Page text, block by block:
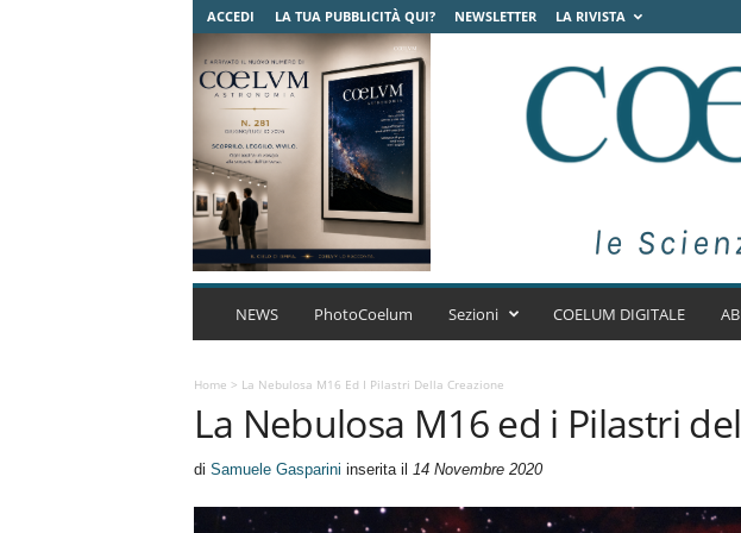
ACCEDI LA TUA PUBBLICITÀ QUI? NEWSLETTER LA RIVISTA
C
u
m
A
r
NEWS PhotoCoelum Sezioni COELUM DIGITALE
Home > La Nebulosa M16 Ed I Pilastri Della Creazione
La Nebulosa M16 ed i Pilastri
di Samuele Gasparini inserita il 14 Novembre 2020